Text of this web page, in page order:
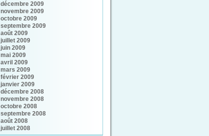
décembre 2009
novembre 2009
octobre 2009
septembre 2009
août 2009
juillet 2009
juin 2009
mai 2009
avril 2009
mars 2009
février 2009
janvier 2009
décembre 2008
novembre 2008
octobre 2008
septembre 2008
août 2008
juillet 2008